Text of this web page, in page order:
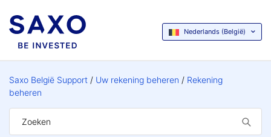
Nederlands (België)
Saxo België Support Uw rekening beheren
Rekening
beheren